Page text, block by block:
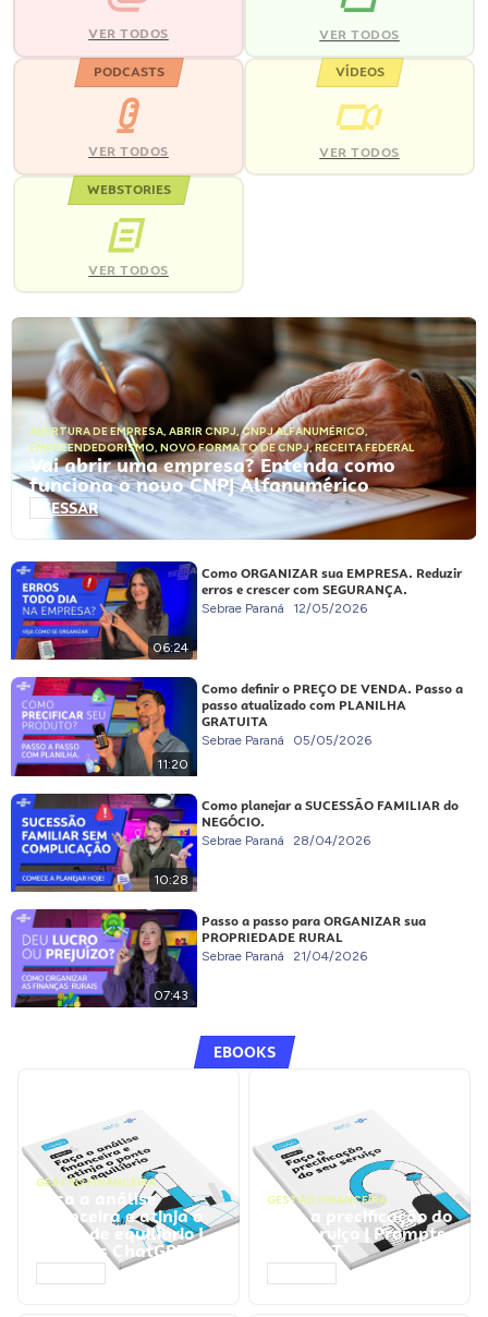
VER TODOS VER TODOS
PODCASTS
VER TODOS
VÍDEOS
VER TODOS
WEBSTORIES
VER TODOS
ABERTURA DE EMPRESA, ABRIR CNPJ,CNPJ ALFANUMÉRICO,
EMPREENDEDORISMO, NOVO FORMATO DE CNPJ,RECEITA FEDERAL
Vai abrir uma empresa? Entenda como
funciona o novo CNPJ Alfanumérico
ACESSAR
06:24
Como ORGANIZAR sua EMPRESA. Reduzir
erros e crescer com SEGURANÇA.
Sebrae Paraná 12/05/2026
11:20
Como definir o PREÇO DE VENDA. Passo a
passo atualizado com PLANILHA
GRATUITA
Sebrae Paraná 05/05/2026
10:28
Como planejar a SUCESSÃO FAMILIAR do
NEGÓCIO.
Sebrae Paraná 28/04/2026
07:43
Passo a passo para ORGANIZAR sua
PROPRIEDADE RURAL
Sebrae Paraná 21/04/2026
EBOOKS
GESTÃO FINANCEIRA
Faça a análise
financeira e atinja o
ponto de equilíbrio |
Prompts ChatGPT
GESTÃO FINANCEIRA
Faça a precificação do
seu serviço | Prompts
ChatGPT